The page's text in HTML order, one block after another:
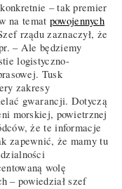
– tak premier
na temat powojennych
rządu zaznaczył, że
– Ale będziemy
logistyczno-
Tusk
zakresy
gwarancji. Dotyczą
morskiej, powietrznej
że te informacje
zapewnić, że mamy tu
wolę
– powiedział szef